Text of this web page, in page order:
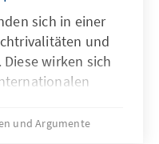
sich in einer
und
wirken sich
und Argumente